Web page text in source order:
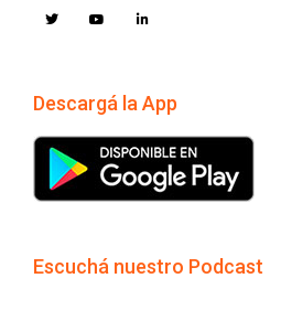
Descargá la App
Escuchá nuestro Podcast